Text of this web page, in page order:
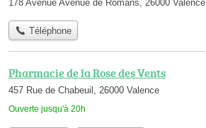
178 Avenue Avenue de Romans, 26000 Valence
Téléphone
Pharmacie de la Rose des Vents
457 Rue de Chabeuil, 26000 Valence
Ouverte jusqu'à 20h